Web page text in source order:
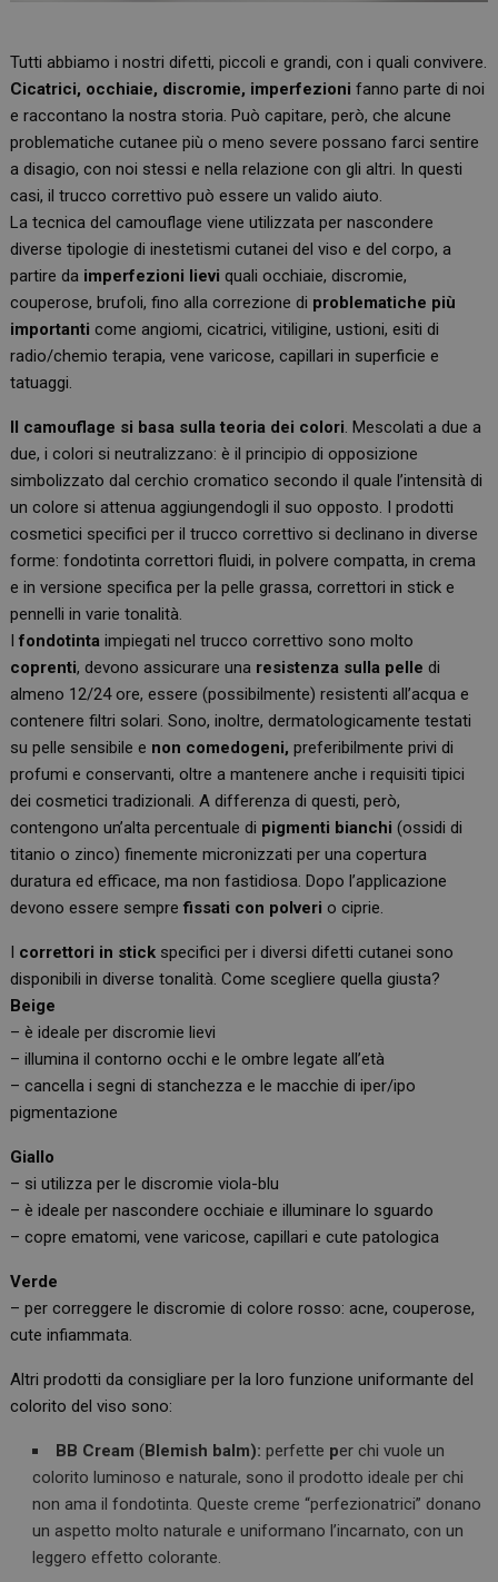
Tutti abbiamo i nostri difetti, piccoli e grandi, con i quali convivere.
Cicatrici, occhiaie, discromie, imperfezioni fanno parte di noi
e raccontano la nostra storia. Può capitare, però, che alcune
problematiche cutanee più o meno severe possano farci sentire
a disagio, con noi stessi e nella relazione con gli altri. In questi
casi, il trucco correttivo può essere un valido aiuto.
La tecnica del camouflage viene utilizzata per nascondere
diverse tipologie di inestetismi cutanei del viso e del corpo, a
partire da imperfezioni lievi quali occhiaie, discromie,
couperose, brufoli, fino alla correzione di problematiche più
importanti come angiomi, cicatrici, vitiligine, ustioni, esiti di
radio/chemio terapia, vene varicose, capillari in superficie e
tatuaggi.
Il camouflage si basa sulla teoria dei colori. Mescolati a due a
due, i colori si neutralizzano: è il principio di opposizione
simbolizzato dal cerchio cromatico secondo il quale l’intensità di
un colore si attenua aggiungendogli il suo opposto. I prodotti
cosmetici specifici per il trucco correttivo si declinano in diverse
forme: fondotinta correttori fluidi, in polvere compatta, in crema
e in versione specifica per la pelle grassa, correttori in stick e
pennelli in varie tonalità.
Ifondotintaimpiegati nel trucco correttivo sono molto
coprenti, devono assicurare una resistenza sulla pelle di
almeno 12/24 ore, essere (possibilmente) resistenti all’acqua e
contenere filtri solari. Sono, inoltre, dermatologicamente testati
su pelle sensibile e non comedogeni, preferibilmente privi di
profumi e conservanti, oltre a mantenere anche i requisiti tipici
dei cosmetici tradizionali. A differenza di questi, però,
contengono un’alta percentuale di pigmenti bianchi (ossidi di
titanio o zinco) finemente micronizzati per una copertura
duratura ed efficace, ma non fastidiosa. Dopo l’applicazione
devono essere semprefissati con polveri o ciprie.
correttori in stick specifici per i diversi difetti cutanei sono
disponibili in diverse tonalità. Come scegliere quella giusta?
Beige
– è ideale per discromie lievi
– illumina il contorno occhi e le ombre legate all’età
– cancella i segni di stanchezza e le macchie di iper/ipo
pigmentazione
Giallo
– si utilizza per le discromie viola-blu
– è ideale per nascondere occhiaie e illuminare lo sguardo
– copre ematomi, vene varicose, capillari e cute patologica
Verde
– per correggere le discromie di colore rosso: acne, couperose,
cute infiammata.
Altri prodotti da consigliare per la loro funzione uniformante del
colorito del viso sono:
BB Cream ( Blemish balm):perfette per chi vuole un
colorito luminoso e naturale, sono il prodotto ideale per chi
non ama il fondotinta. Queste creme “perfezionatrici” donano
un aspetto molto naturale e uniformano l’incarnato, con un
leggero effetto colorante.